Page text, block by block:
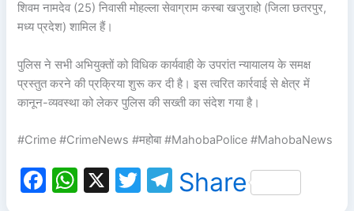
शिवम नामदेव (25) निवासी मोहल्ला सेवाग्राम कस्बा खजुराहो (जिला छतरपुर,
मध्य प्रदेश) शामिल हैं।
पुलिस ने सभी अभियुक्तों को विधिक कार्यवाही के उपरांत न्यायालय के समक्ष
प्रस्तुत करने की प्रक्रिया शुरू कर दी है। इस त्वरित कार्रवाई से क्षेत्र में
कानून-व्यवस्था को लेकर पुलिस की सख्ती का संदेश गया है।
#Crime #CrimeNews #महोबा #MahobaPolice #MahobaNews
F
W X
T
T
Share